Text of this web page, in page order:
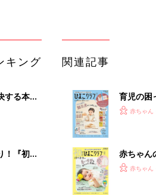
キング
する本
～2才
！『初め
頭大特
関連記事
育児の困
『ひよこ
赤ちゃん
赤ちゃん
てのひよ
赤ちゃん